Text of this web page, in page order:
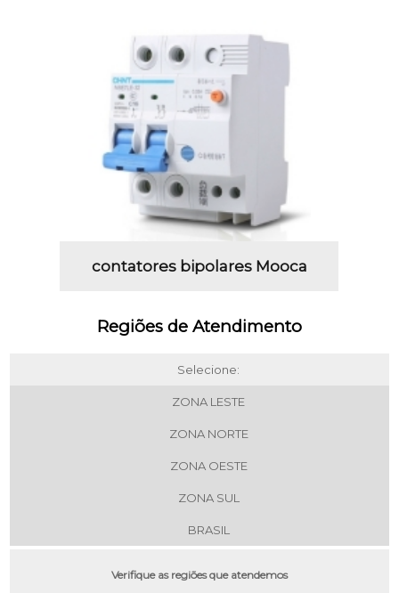
contatores bipolares Mooca
Regiões de Atendimento
Selecione:
ZONA LESTE
ZONA NORTE
ZONA OESTE
ZONA SUL
BRASIL
Verifique as regiões que atendemos